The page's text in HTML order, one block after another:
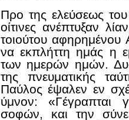
Προ της ελεύσεως
οίτινες ανέπτυξαν
τοιούτου αφηρημένου
να εκπλήττη ημάς η
των ημερών ημών.
της πνευματικής
Παύλος έψαλεν εν
ύμνον:
σοφών, και την